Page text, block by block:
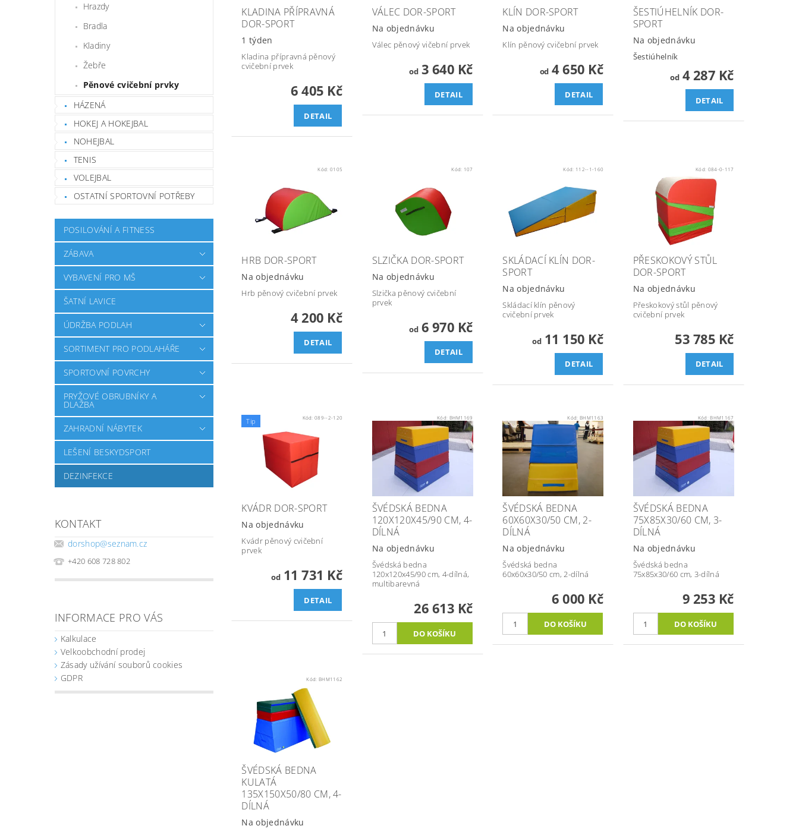
Hrazdy
Bradla
Kladiny
Žebře
Pěnové cvičební prvky
HÁZENÁ
HOKEJ A HOKEJBAL
NOHEJBAL
TENIS
VOLEJBAL
OSTATNÍ SPORTOVNÍ POTŘEBY
POSILOVÁNÍ A FITNESS
ZÁBAVA
VYBAVENÍ PRO MŠ
ŠATNÍ LAVICE
ÚDRŽBA PODLAH
SORTIMENT PRO PODLAHÁŘE
SPORTOVNÍ POVRCHY
PRYŽOVÉ OBRUBNÍKY A
DLAŽBA
ZAHRADNÍ NÁBYTEK
LEŠENÍ BESKYDSPORT
DEZINFEKCE
KONTAKT
dorshop@seznam.cz
+420 608 728 802
INFORMACE PRO VÁS
Kalkulace
Velkoobchodní prodej
Zásady užívání souborů cookies
GDPR
KLADINA PŘÍPRAVNÁ
DOR-SPORT
1 týden
Kladina přípravná pěnový
cvičební prvek
6 405 Kč
DETAIL
VÁLEC DOR-SPORT
Na objednávku
Válec pěnový vičební prvek
od3 640 Kč
DETAIL
KLÍN DOR-SPORT
Na objednávku
Klín pěnový cvičební prvek
od4 650 Kč
DETAIL
ŠESTIÚHELNÍK DOR-
SPORT
Na objednávku
Šestiúhelník
od4 287 Kč
DETAIL
Kód:0105
HRB DOR-SPORT
Na objednávku
Hrb pěnový cvičební prvek
4 200 Kč
DETAIL
Kód: 107
SLZIČKA DOR-SPORT
Na objednávku
Slzička pěnový cvičební
prvek
od6 970 Kč
DETAIL
Kód: 112--1-160
SKLÁDACÍ KLÍN DOR-
SPORT
Na objednávku
Skládací klín pěnový
cvičební prvek
od11 150 Kč
DETAIL
Kód: 084-0-117
PŘESKOKOVÝ STŮL
DOR-SPORT
Na objednávku
Přeskokový stůl pěnový
cvičební prvek
53 785 Kč
DETAIL
Tip Kód:089--2-120
KVÁDR DOR-SPORT
Na objednávku
Kvádr pěnový cvičební
prvek
od11 731 Kč
DETAIL
Kód: BHM1169
ŠVÉDSKÁ BEDNA
120X120X45/90 CM, 4-
DÍLNÁ
Na objednávku
Švédská bedna
120x120x45/90 cm, 4-dílná,
multibarevná
26 613 Kč
Kód: BHM1163
ŠVÉDSKÁ BEDNA
60X60X30/50 CM, 2-
DÍLNÁ
Na objednávku
Švédská bedna
60x60x30/50 cm, 2-dílná
6 000 Kč
Kód:BHM1167
ŠVÉDSKÁ BEDNA
75X85X30/60 CM, 3-
DÍLNÁ
Na objednávku
Švédská bedna
75x85x30/60 cm, 3-dílná
9 253 Kč
Kód:BHM1162
ŠVÉDSKÁ BEDNA
KULATÁ
135X150X50/80 CM, 4-
DÍLNÁ
Na objednávku